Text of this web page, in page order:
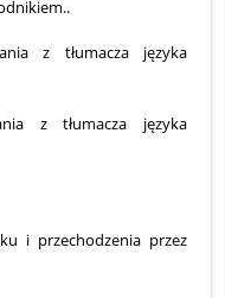
z tłumacza języka
z tłumacza języka
i przechodzenia przez